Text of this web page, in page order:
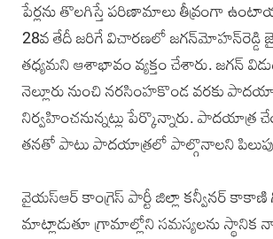
పేర్లను తొలగిస్తే పరిణామాలు తీవ్రంగా
28వ తేదీ జరిగే విచారణలో జగన్‌మోహన్‌రెడ్డి
తధ్యమని ఆశాభావం వ్యక్తం చేశారు. జగన్
నెల్లూరు నుంచి నరసింహకొండ వరకు
నిర్వహించనున్నట్లు పేర్కొన్నారు. పాదయాత్ర
తనతో పాటు పాదయాత్రలో పాల్గొనాలని
వైయస్ఆర్ కాంగ్రెస్ పార్టీ జిల్లా కన్వీనర్ కాకాణి
మాట్లాడుతూ గ్రామాల్లోని సమస్యలను స్థానిక